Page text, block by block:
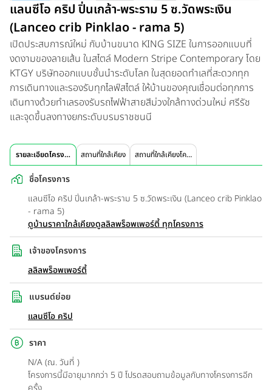
แลนซีโอ คริป ปิ่นเกล้า-พระราม 5 ซ.วัดพระเงิน
(Lanceo crib Pinklao - rama 5)
เปิดประสบการณ์ใหม่ กับบ้านขนาด KING SIZE ในการออกแบบที่
งดงามของลายเส้น ในสไตล์ Modern Stripe Contemporary โดย
KTGY บริษัทออกแบบชั้นนำระดับโลก ในสุดยอดทำเลที่สะดวกทุก
การเดินทางและรองรับทุกไลฟ์สไตล์ ให้บ้านของคุณเชื่อมต่อทุกการ
เดินทางด้วยทำเลรองรับรถไฟฟ้าสายสีม่วงใกล้ทางด่วนใหม่ ศรีรัช
และจุดขึ้นลงทางยกระดับบรมราชชนนี
รายละเอียดโครงการ สถานที่ใกล้เคียง สถานที่ใกล้เคียงโครงการ
ชื่อโครงการ
แลนซีโอ คริป ปิ่นเกล้า-พระราม 5 ซ.วัดพระเงิน (Lanceo crib Pinklao
- rama 5)
ดูบ้านราคาใกล้เคียงดูลลิลพร็อพเพอร์ตี้ ทุกโครงการ
เจ้าของโครงการ
ลลิลพร็อพเพอร์ตี้
แบรนด์ย่อย
แลนซีโอ คริป
ราคา
N/A (ณ. วันที่ )
โครงการนี้มีอายุมากกว่า 5 ปี โปรดสอบถามข้อมูลกับทางโครงการอีก